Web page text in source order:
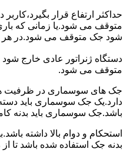
حداکثر ارتفاع قرار
متوقف می شود.یا زمانی که
شود جک متوقف می شود.در هر
دستگاه ژنراتور عادی خارج
متوقف می شود.
جک های سوسماری در ظرفیت
باشد.جک سوسماری باید بدنه
استحکام و دوام بالا داشته
بدنه جک استفاده شده باشد تا